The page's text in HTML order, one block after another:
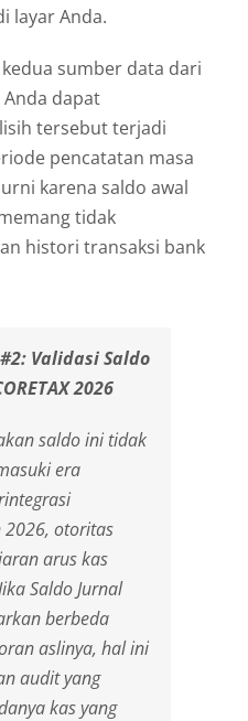
layar Anda.
sumber data dari
Anda dapat
tersebut terjadi
pencatatan masa
karena saldo awal
tidak
histori transaksi bank
Validasi Saldo
2026
saldo ini tidak
era
2026, otoritas
arus kas
Saldo Jurnal
berbeda
aslinya, hal ini
audit yang
kas yang